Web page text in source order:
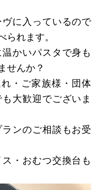
に入っているので
られます。
かいパスタで身も
せんか？
・ご家族様・団体
大歓迎でございま
ンのご相談もお受
・おむつ交換台も